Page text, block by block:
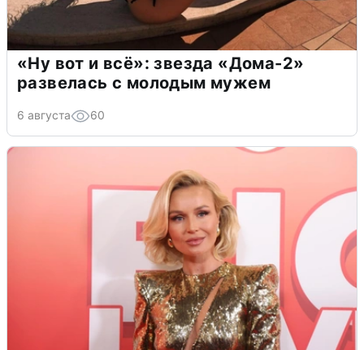
«Ну вот и всё»: звезда «Дома-2»
развелась с молодым мужем
6 августа 60